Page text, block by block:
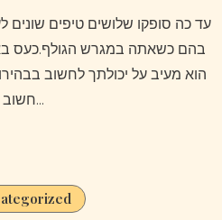
עד כה סופקו שלושים טיפים שונים לעזרה עצמית שקל להשתמש
בהם כשאתה במגרש הגולף.כעס
הוא מעיב על יכולתך לחשוב
חשוב…